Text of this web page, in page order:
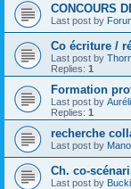
CONCOURS
Last post by
Co écriture /
Last post by
Replies: 1
Formation
Last post by
Replies: 1
recherche
Last post by
Ch. co-
Last post by